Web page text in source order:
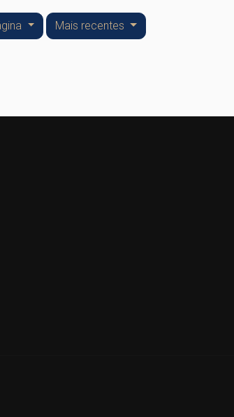
Mais recentes